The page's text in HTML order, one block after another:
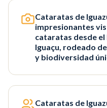
Cataratas de
impresionantes
cataratas desde el
Iguaçu, rodeado
y biodiversidad
Cataratas de